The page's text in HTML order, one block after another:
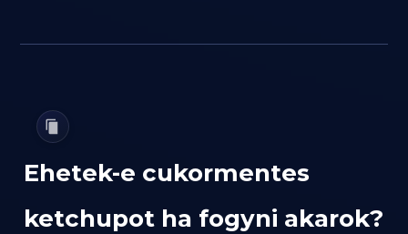
Ehetek-e cukormentes
ketchupot ha fogyni akarok?